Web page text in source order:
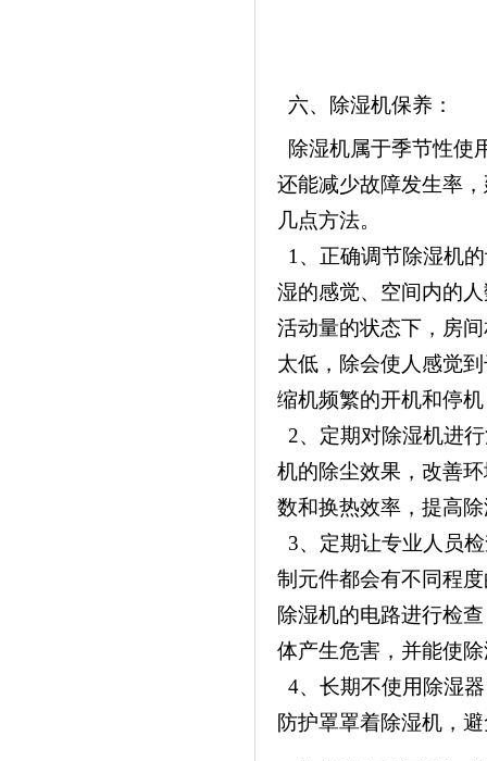
六、除湿机保养：
除湿机属于季节性使
还能减少故障发生率
几点方法。
1、正确调节除湿机
湿的感觉、空间内的
活动量的状态下，房
太低，除会使人感觉
缩机频繁的开机和停
2、定期对除湿机进
机的除尘效果，改善
数和换热效率，提高
3、定期让专业人员
制元件都会有不同程
除湿机的电路进行检
体产生危害，并能使
4、长期不使用除湿
防护罩罩着除湿机，